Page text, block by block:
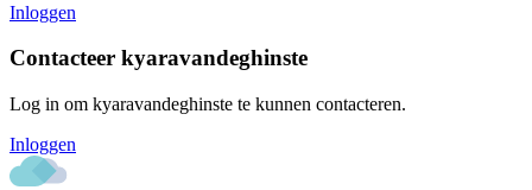
Inloggen
Contacteer kyaravandeghinste
Log in om kyaravandeghinste te kunnen contacteren.
Inloggen